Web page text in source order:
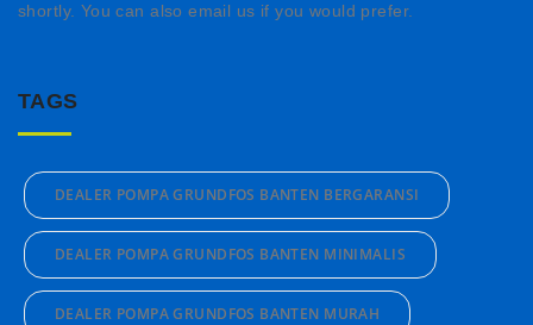
shortly. You can also email us if you would prefer.
TAGS
DEALER POMPA GRUNDFOS BANTEN BERGARANSI
DEALER POMPA GRUNDFOS BANTEN MINIMALIS
DEALER POMPA GRUNDFOS BANTEN MURAH